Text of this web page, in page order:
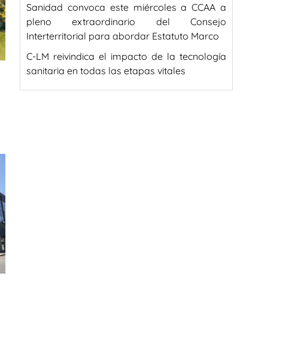
Sanidad convoca este miércoles a CCAA a
pleno extraordinario del Consejo
Interterritorial para abordar Estatuto Marco
C-LM reivindica el impacto de la tecnología
sanitaria en todas las etapas vitales